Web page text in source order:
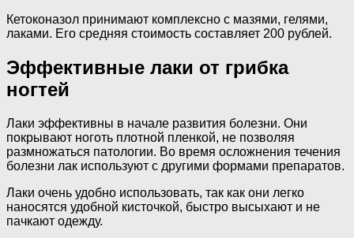
Кетоконазол принимают комплексно с мазями, гелями,
лаками. Его средняя стоимость составляет 200 рублей.
Эффективные лаки от грибка
ногтей
Лаки эффективны в начале развития болезни. Они
покрывают ноготь плотной пленкой, не позволяя
размножаться патологии. Во время осложнения течения
болезни лак используют с другими формами препаратов.
Лаки очень удобно использовать, так как они легко
наносятся удобной кисточкой, быстро высыхают и не
пачкают одежду.